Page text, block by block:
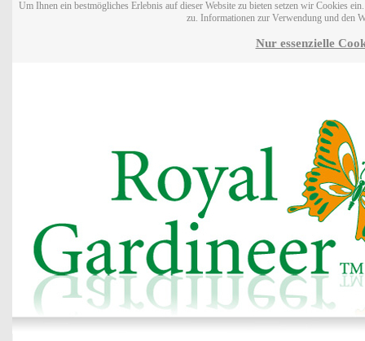
Um Ihnen ein bestmögliches Erlebnis auf dieser Website zu bieten setzen wir Cookies
zu. Informationen zur Verwendung und den
Nur essenzielle